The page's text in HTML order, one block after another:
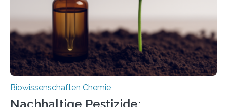
stellt gleichzeitig den ersten Fossilfund einer
Mückenlarve aus dem Mesozoikum dar, denn…
Biowissenschaften Chemie
Nachhaltige Pestizide: